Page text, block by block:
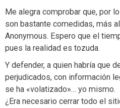
Me alegra comprobar que, por
son bastante comedidas, más
Anonymous. Espero que el
pues la realidad es tozuda.
Y defender, a quien habría que
perjudicados, con información
se ha «volatizado»… yo mismo.
¿Era necesario cerrar todo el